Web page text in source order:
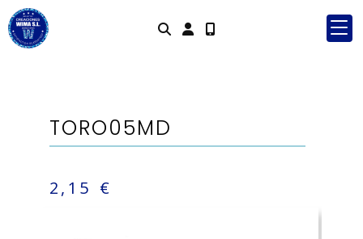
Identifícat
TORO05MD
2,15 €